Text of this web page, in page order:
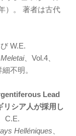
）。 著者は古代
W.E.
、Vol.4、
不明。
Lead
シア人が採用し
、C.E.
Helléniques